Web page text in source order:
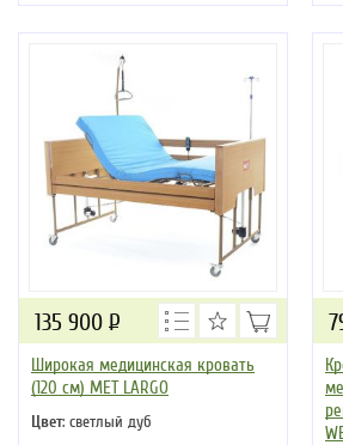
Широкая медицинская кровать
(120 см) MET LARGO
Цвет: светлый дуб
135 900 Р